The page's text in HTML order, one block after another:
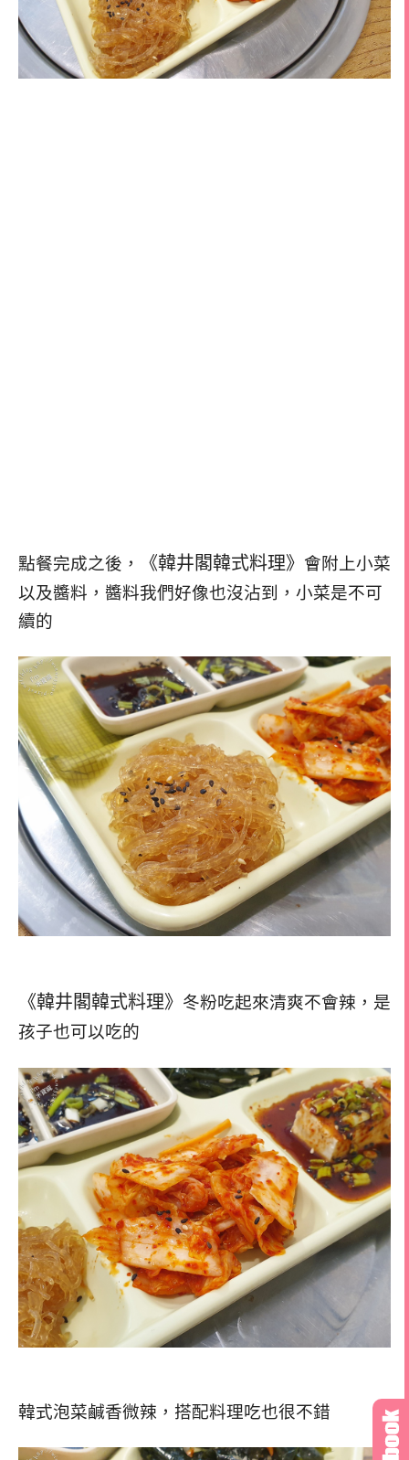
點餐完成之後， 《韓井閣韓式料理》 會附上小菜
以及醬料， 醬料我們好像也沒沾到， 小菜是不可
續的
《韓井閣韓式料理》 冬粉吃起來清爽不會辣， 是
孩子也可以吃的
韓式泡菜鹹香微辣， 搭配料理吃也很不錯